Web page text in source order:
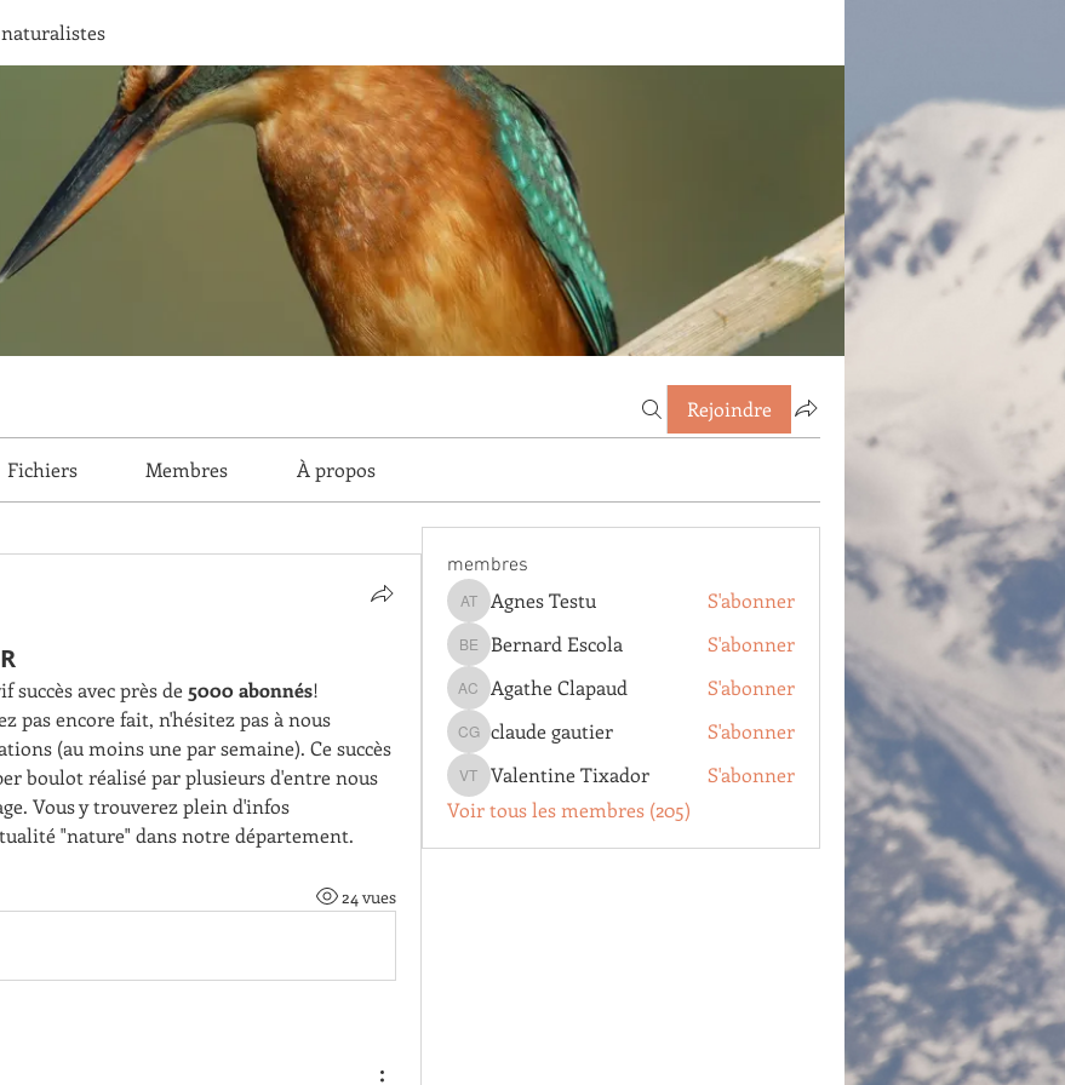
Rejoindre
Fichiers Membres À propos
succès avec près de 5000 abonnés!
pas encore fait, n'hésitez pas à nous
(au moins une par semaine). Ce succès
boulot réalisé par plusieurs d'entre nous
Vous y trouverez plein d'infos
"nature" dans notre département.
24 vues
membres
Agnes Testu
Agnes Testu S'abonner
Bernard Escola
Bernard Escola S'abonner
Agathe Clapaud
Agathe Clapaud S'abonner
claude gautier
claude gautier S'abonner
Valentine Tixador
Valentine Tixador
S'abonner
Voir tous les membres (205)